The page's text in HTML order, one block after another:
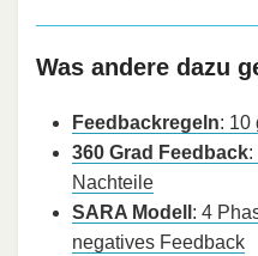
Was andere dazu
Feedbackregeln: 10
360 Grad Feedback:
Nachteile
SARA Modell : 4
negatives Feedback